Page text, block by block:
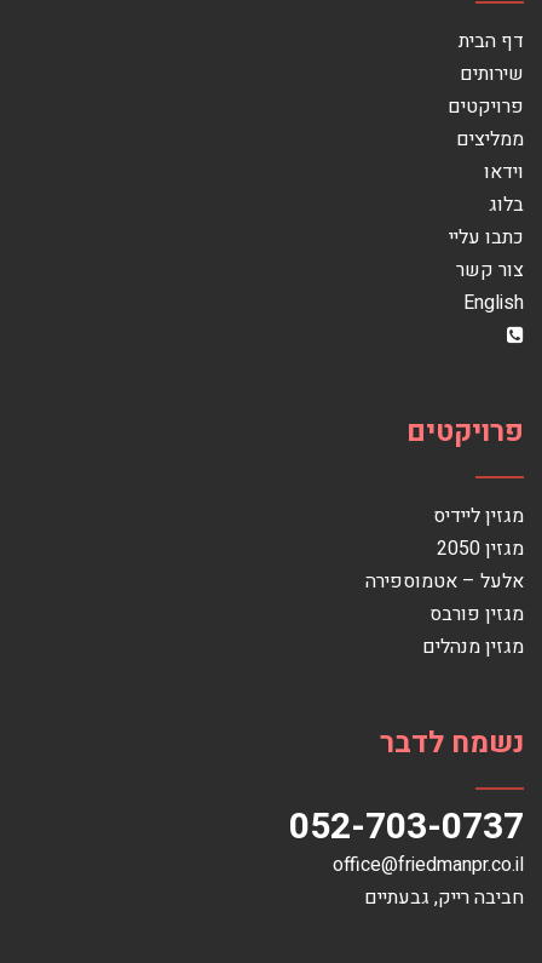
דף הבית
שירותים
פרויקטים
ממליצים
וידאו
בלוג
כתבו עליי
צור קשר
English
פרויקטים
מגזין ליידיס
מגזין 2050
אלעל – אטמוספירה
מגזין פורבס
מגזין מנהלים
נשמח לדבר
052-703-0737
office@friedmanpr.co.il
חביבה רייק‏, ‏גבעתיים‏